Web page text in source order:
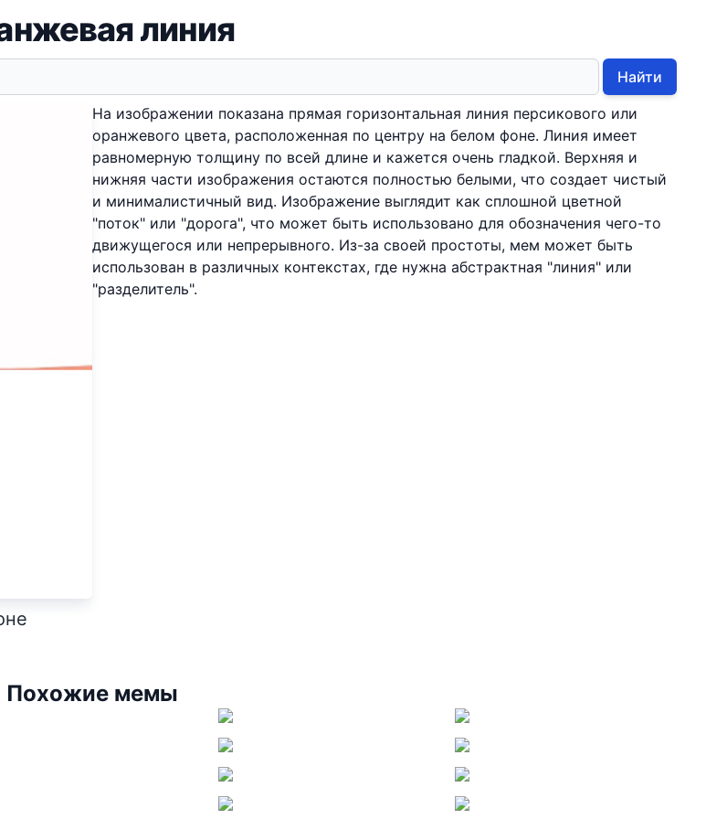
линия
Найти
На изображении показана прямая горизонтальная линия персикового или
оранжевого цвета, расположенная по центру на белом фоне. Линия имеет
равномерную толщину по всей длине и кажется очень гладкой. Верхняя и
нижняя части изображения остаются полностью белыми, что создает чистый
и минималистичный вид. Изображение выглядит как сплошной цветной
"поток" или "дорога", что может быть использовано для обозначения чего-то
движущегося или непрерывного. Из-за своей простоты, мем может быть
использован в различных контекстах, где нужна абстрактная "линия" или
"разделитель".
Похожие мемы